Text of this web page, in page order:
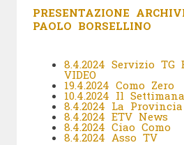
PRESENTAZIONE
PAOLO BORSELLINO
8.4.2024 Servizio
VIDEO
19.4.2024 Como Zero
10.4.2024 Il
8.4.2024 La Provincia
8.4.2024 ETV News
8.4.2024 Ciao Como
8.4.2024 Asso TV